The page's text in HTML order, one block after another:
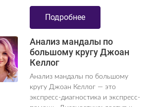
Подробнее
Анализ мандалы по
большому кругу Джоан
Келлог
Анализ мандалы по большому
кругу Джоан Келлог — это
экспресс-диагностика и экспресс-